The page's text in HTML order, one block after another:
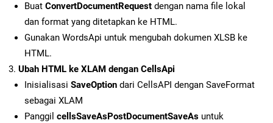
Buat ConvertDocumentRequest dengan nama file lokal
dan format yang ditetapkan ke HTML.
Gunakan WordsApi untuk mengubah dokumen XLSB ke
HTML.
Ubah HTML ke XLAM dengan CellsApi
Inisialisasi SaveOption dari CellsAPI dengan SaveFormat
sebagai XLAM
Panggil cellsSaveAsPostDocumentSaveAs untuk